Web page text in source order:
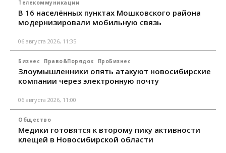
Телекоммуникации
В 16 населённых пунктах Мошковского района
модернизировали мобильную связь
06 августа 2026, 11:35
Бизнес Право&Порядок ПроБизнес
Злоумышленники опять атакуют новосибирские
компании через электронную почту
06 августа 2026, 11:00
Общество
Медики готовятся к второму пику активности
клещей в Новосибирской области